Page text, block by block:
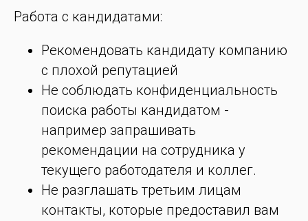
Работа с кандидатами:
Рекомендовать кандидату компанию
с плохой репутацией
Не соблюдать конфиденциальность
поиска работы кандидатом -
например запрашивать
рекомендации на сотрудника у
текущего работодателя и коллег.
Не разглашать третьим лицам
контакты, которые предоставил вам